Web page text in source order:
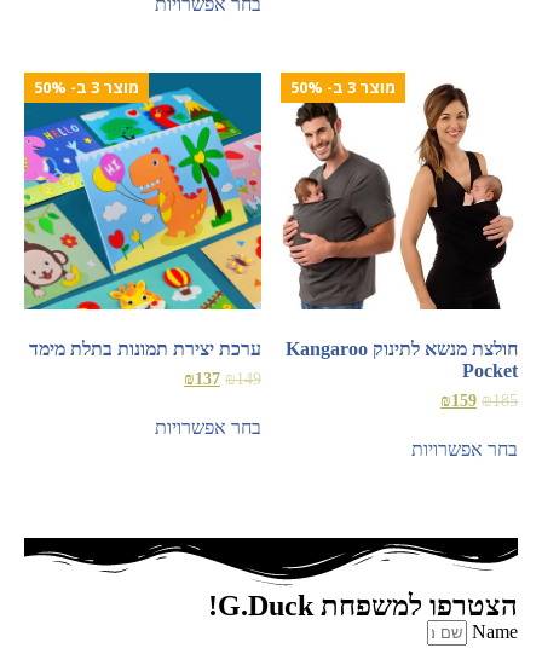
מוצר 3 ב- 50%
חולצת מנשא לתינוק Kangaroo
Pocket
₪185
₪159
בחר אפשרויות
מוצר 3 ב- 50%
ערכת יצירת תמונות בתלת מימד
₪149
₪137
בחר אפשרויות
הצטרפו למשפחת G.Duck!
Name